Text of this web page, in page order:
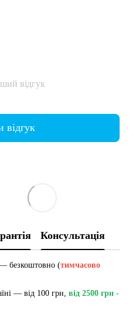
відгук
відгук
Консультація
безкоштовно (тимчасово
— від 100 грн, від 2500 грн -